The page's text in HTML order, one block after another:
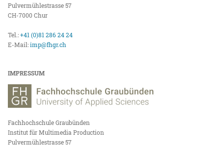
Pulvermühlestrasse 57
CH-7000 Chur
Tel.:+41 (0)81 286 24 24
E-Mail:imp@fhgr.ch
IMPRESSUM
Fachhochschule Graubünden
Institut für Multimedia Production
Pulvermühlestrasse 57